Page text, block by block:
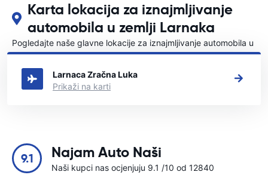
Karta lokacija za iznajmljivanje
automobila u zemlji Larnaka
Pogledajte naše glavne lokacije za iznajmljivanje automobila u
Larnaka
Larnaca Zračna Luka
Prikaži na karti
9.1 Najam Auto Naši
Naši kupci nas ocjenjuju 9.1 /10 od 12840